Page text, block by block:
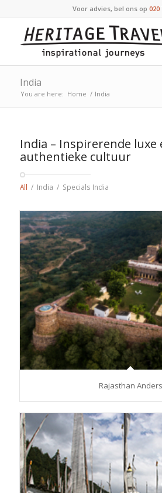
Voor advies, bel ons op 020
India
You are here: Home / India
India – Inspirerende luxe
authentieke cultuur
All / India / Specials India
Rajasthan Anders